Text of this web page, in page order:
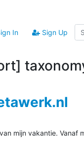
In Sign Up
mijn vakantie. Vanaf